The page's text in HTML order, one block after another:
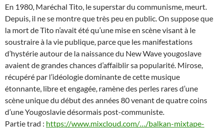
En 1980, Maréchal Tito, le superstar du communisme, meurt.
Depuis, il ne se montre que très peu en public. On suppose que
la mort de Tito n’avait été qu’une mise en scène visant à le
soustraire à la vie publique, parce que les manifestations
d’hystérie autour de la naissance du New Wave yougoslave
avaient de grandes chances d’affaiblir sa popularité. Mirose,
récupéré par l’idéologie dominante de cette musique
étonnante, libre et engagée, ramène des perles rares d’une
scène unique du début des années 80 venant de quatre coins
d’une Yougoslavie désormais post-communiste.
Partie trad : https://www.mixcloud.com/…/balkan-mixtape-